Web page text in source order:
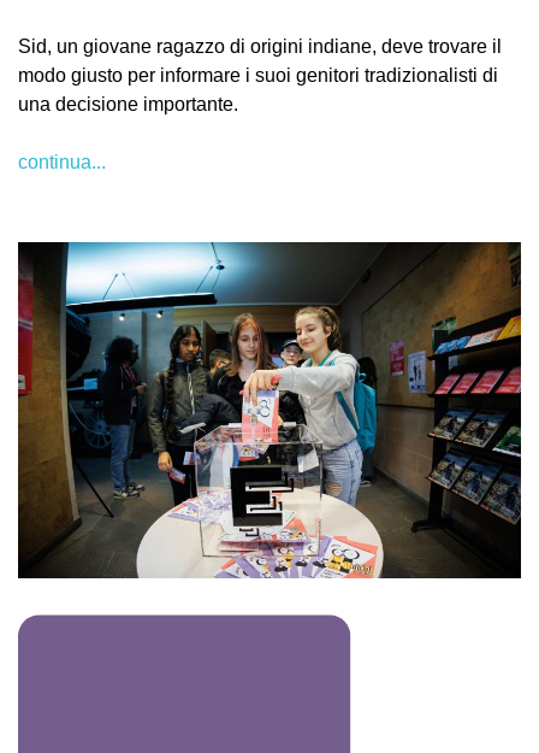
Sid, un giovane ragazzo di origini indiane, deve trovare il
modo giusto per informare i suoi genitori tradizionalisti di
una decisione importante.
continua...